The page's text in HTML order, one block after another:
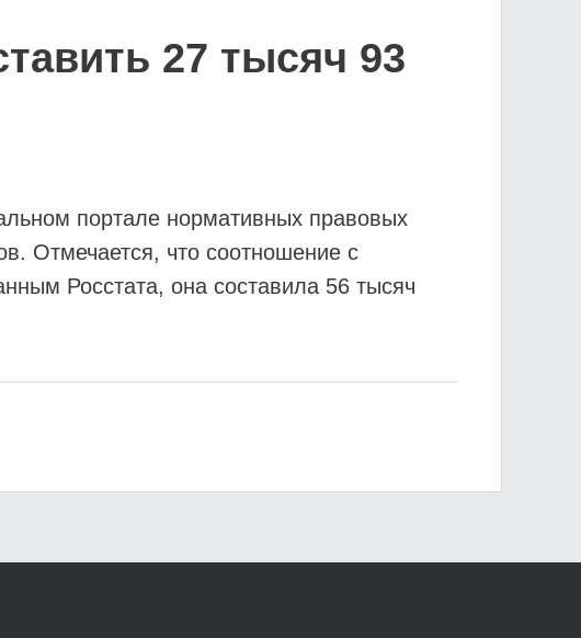
27 тысяч 93
портале нормативных правовых
Отмечается, что соотношение с
Росстата, она составила 56 тысяч